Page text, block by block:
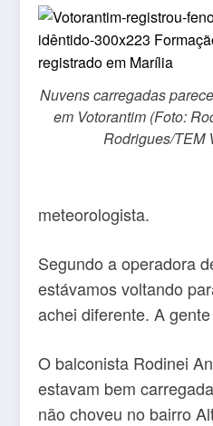
Nuvens carregadas
em Votorantim (Foto:
Rodrigues/TEM
meteorologista.
Segundo a operadora
estávamos voltando
achei diferente. A
O balconista Rodinei
estavam bem
não choveu no bairro